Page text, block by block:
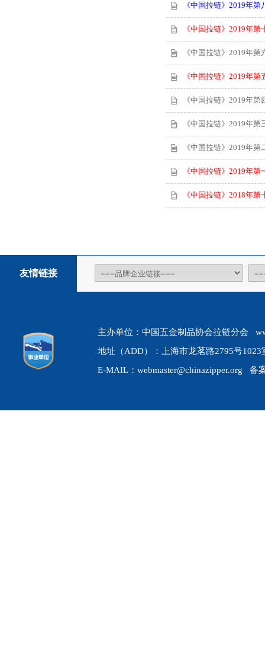
《中国拉链》2019年第
《中国拉链》2019年第
《中国拉链》2019年第
《中国拉链》2019年第
《中国拉链》2019年第
《中国拉链》2019年第
《中国拉链》2019年第
《中国拉链》2019年第
《中国拉链》2018年第
友情链接
主办单位：中国五金制品协会拉链分会
地址（ADD）：上海市龙茗路2795号
E-MAIL：webmaster@chinazipper.org 备